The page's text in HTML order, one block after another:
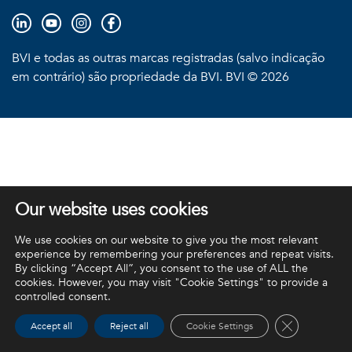
BVI e todas as outras marcas registradas (salvo indicação
em contrário) são propriedade da BVI. BVI © 2026
Our website uses cookies
We use cookies on our website to give you the most relevant
experience by remembering your preferences and repeat visits.
By clicking “Accept All”, you consent to the use of ALL the
cookies. However, you may visit "Cookie Settings" to provide a
controlled consent.
Accept all Reject all Cookie Settings Close GDPR